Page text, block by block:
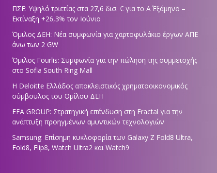
ΠΣΕ: Υψηλό τριετίας στα 27,6 δισ. € για το Α΄ Εξάμηνο –
Εκτίναξη +26,3% τον Ιούνιο
Όμιλος ΔΕΗ: Νέα συμφωνία για χαρτοφυλάκιο έργων ΑΠΕ
άνω των 2 GW
Όμιλος Fourlis: Συμφωνία για την πώληση της συμμετοχής
στο Sofia South Ring Mall
Η Deloitte Ελλάδος αποκλειστικός χρηματοοικονομικός
σύμβουλος του Ομίλου ΔΕΗ
EFA GROUP: Στρατηγική επένδυση στη Fractal για την
ανάπτυξη προηγμένων αμυντικών τεχνολογιών
Samsung: Επίσημη κυκλοφορία των Galaxy Z Fold8 Ultra,
Fold8, Flip8, Watch Ultra2 και Watch9